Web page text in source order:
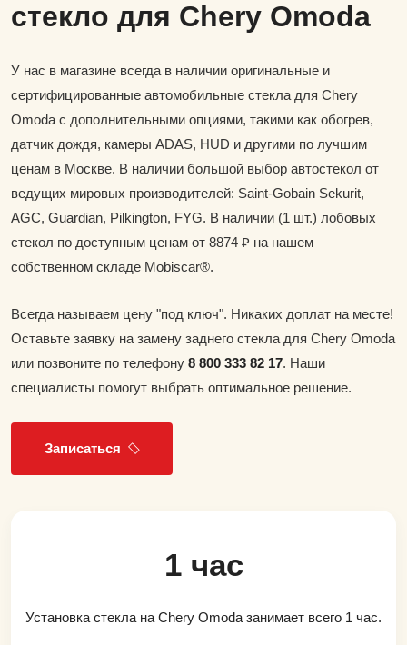
стекло для Chery Omoda
У нас в магазине всегда в наличии оригинальные и
сертифицированные автомобильные стекла для Chery
Omoda с дополнительными опциями, такими как обогрев,
датчик дождя, камеры ADAS, HUD и другими по лучшим
ценам в Москве. В наличии большой выбор автостекол от
ведущих мировых производителей: Saint-Gobain Sekurit,
AGC, Guardian, Pilkington, FYG. В наличии (1 шт.) лобовых
стекол по доступным ценам от 8874 ₽ на нашем
собственном складе Mobiscar®.
Всегда называем цену "под ключ". Никаких доплат на месте!
Оставьте заявку на замену заднего стекла для Chery Omoda
или позвоните по телефону 8 800 333 82 17. Наши
специалисты помогут выбрать оптимальное решение.
Записаться
1 час
Установка стекла на Chery Omoda занимает всего 1 час.